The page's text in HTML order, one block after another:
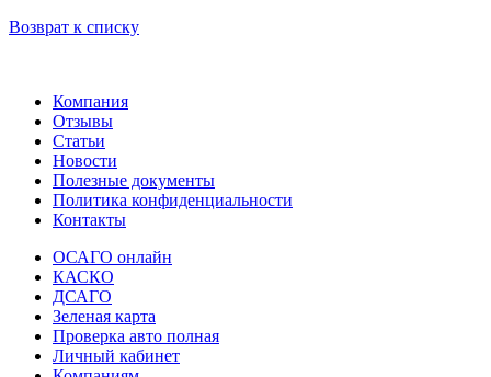
Возврат к списку
Компания
Отзывы
Статьи
Новости
Полезные документы
Политика конфиденциальности
Контакты
ОСАГО онлайн
КАСКО
ДСАГО
Зеленая карта
Проверка авто полная
Личный кабинет